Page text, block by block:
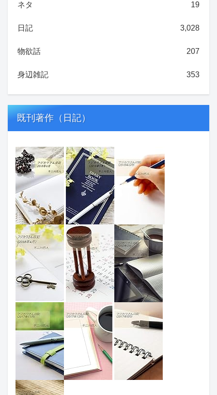
ネタ 19
日記 3,028
物欲話 207
身辺雑記 353
既刊著作（日記）